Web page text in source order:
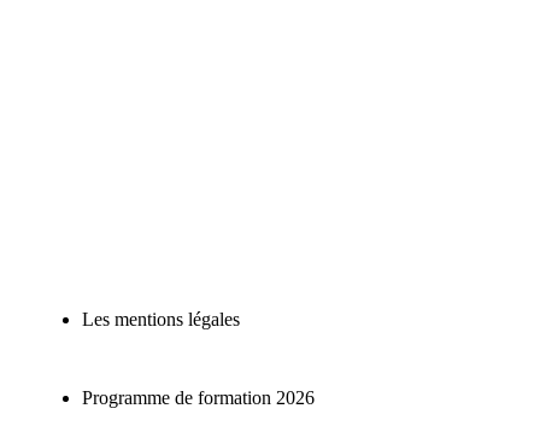
Les mentions légales
Programme de formation 2026